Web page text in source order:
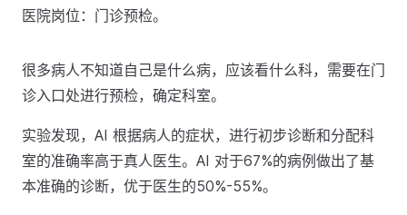
医院岗位：门诊预检。
很多病人不知道自己是什么病，应该看什么科，需要在门
诊入口处进行预检，确定科室。
实验发现，AI 根据病人的症状，进行初步诊断和分配科
室的准确率高于真人医生。AI 对于67%的病例做出了基
本准确的诊断，优于医生的50%-55%。